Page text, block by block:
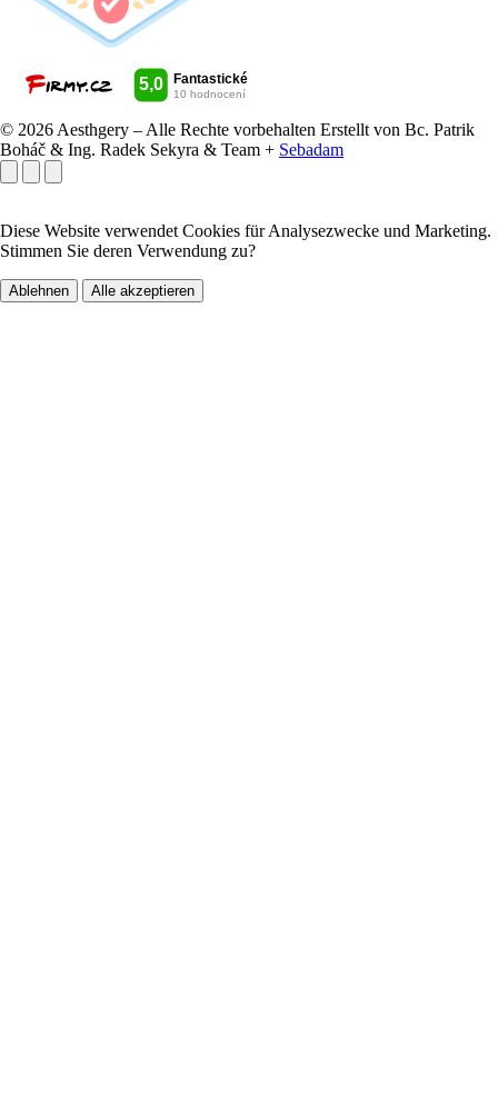
© 2026 Aesthgery – Alle Rechte vorbehalten Erstellt von Bc. Patrik
Boháč & Ing. Radek Sekyra & Team + Sebadam
Diese Website verwendet Cookies für Analysezwecke und Marketing.
Stimmen Sie deren Verwendung zu?
Ablehnen Alle akzeptieren